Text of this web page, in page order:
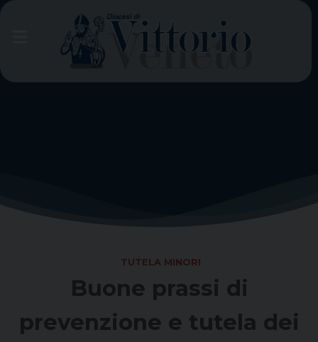
Skip
TUTELA MINORI
Buone prassi di
prevenzione e tutela dei